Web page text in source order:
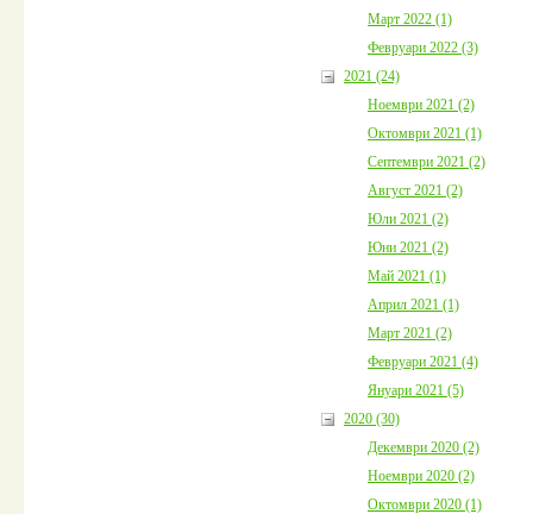
Март 2022 (1)
Февруари 2022 (3)
2021 (24)
Ноември 2021 (2)
Октомври 2021 (1)
Септември 2021 (2)
Август 2021 (2)
Юли 2021 (2)
Юни 2021 (2)
Май 2021 (1)
Април 2021 (1)
Март 2021 (2)
Февруари 2021 (4)
Януари 2021 (5)
2020 (30)
Декември 2020 (2)
Ноември 2020 (2)
Октомври 2020 (1)